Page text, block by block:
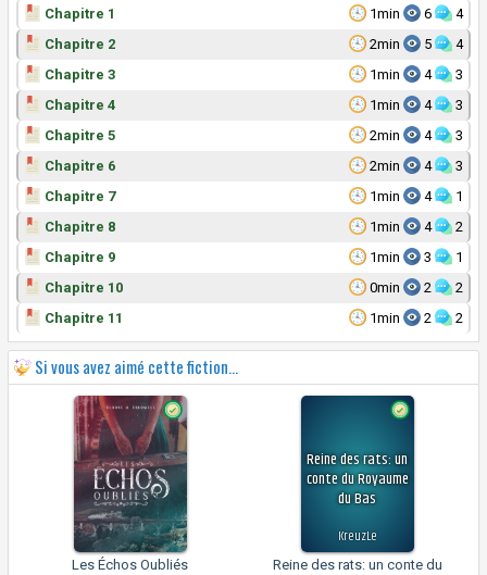
1min 6 4
Chapitre 1
2min
5 4
Chapitre 2
1min
4 3
Chapitre 3
1min
4 3
Chapitre 4
2min
4 3
Chapitre 5
2min
4 3
Chapitre 6
1min
4 1
Chapitre 7
1min
4 2
Chapitre 8
1min
3 1
Chapitre 9
0min
2 2
Chapitre 10
1min
2 2
Chapitre 11
Si vous avez aimé cette fiction...
Les Échos Oubliés
Reine des rats: un
conte du Royaume
du Bas
KreuzLe
Reine des rats: un conte du